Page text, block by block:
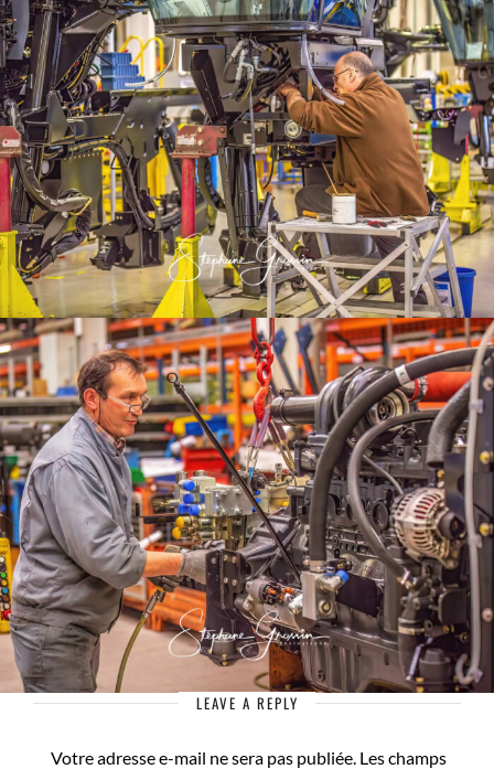
LEAVE A REPLY
Votre adresse e-mail ne sera pas publiée. Les champs